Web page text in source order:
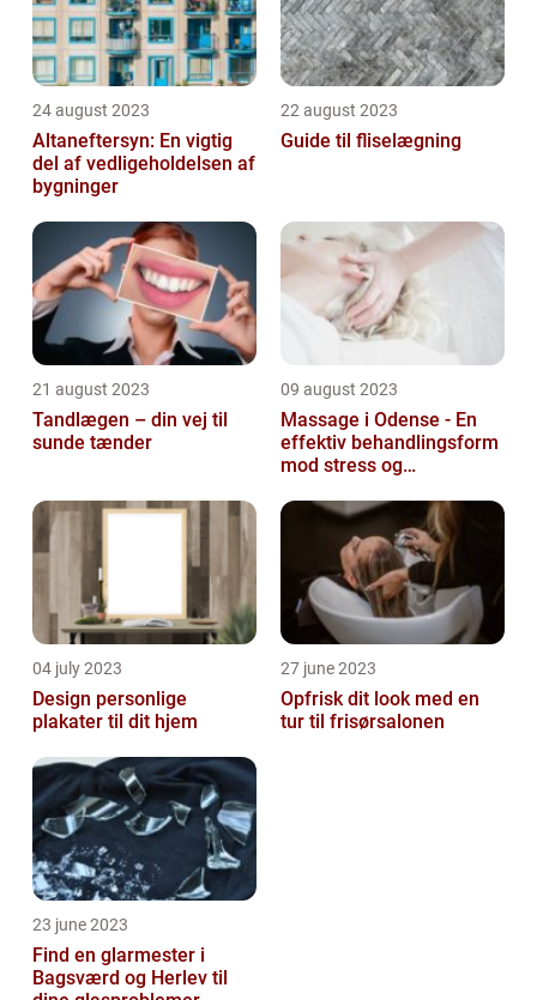
24 august 2023
Altaneftersyn: En vigtig
del af vedligeholdelsen af
bygninger
22 august 2023
Guide til fliselægning
21 august 2023
Tandlægen – din vej til
sunde tænder
09 august 2023
Massage i Odense - En
effektiv behandlingsform
mod stress og
04 july 2023
Design personlige
plakater til dit hjem
27 june 2023
Opfrisk dit look med en
tur til frisørsalonen
23 june 2023
Find en glarmester i
Bagsværd og Herlev til